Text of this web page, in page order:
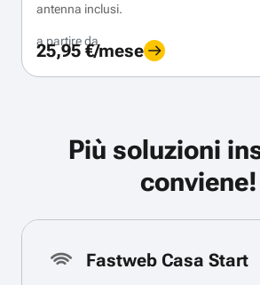
antenna inclusi.
a partire da
25,95 €/mese
Più soluzioni
conviene!
Fastweb Casa Start